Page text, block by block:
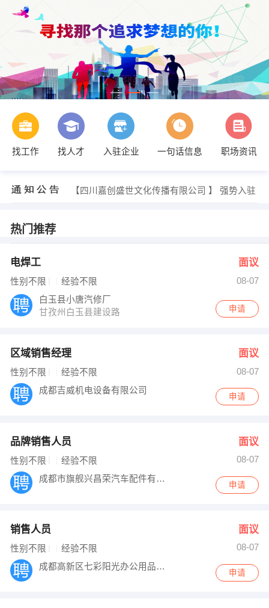
找工作 找人才 入驻企业 一句话信息
职场资讯
【四川嘉创盛世文化传播有限公司 】 强势入驻
李杨 发布 [销售代表 ] 招聘信息
热门推荐
电焊工 面议
性别不限 经验不限
08-07
白玉县小唐汽修厂
甘孜州白玉县建设路
申请
区域销售经理 面议
性别不限 经验不限
08-07
成都吉威机电设备有限公司
申请
品牌销售人员 面议
性别不限 经验不限
08-07
成都市旗舰兴昌荣汽车配件有限责任公司
申请
销售人员 面议
性别不限 经验不限
08-07
成都高新区七彩阳光办公用品商行
申请